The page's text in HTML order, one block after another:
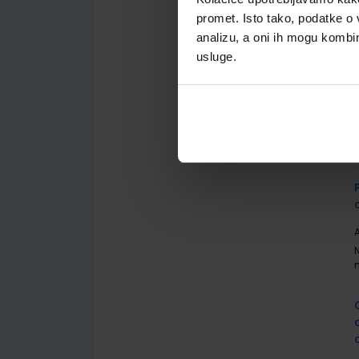
promet. Isto tako, podatke
analizu, a oni ih mogu
usluge.